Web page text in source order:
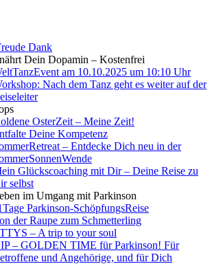
Dank
Dein Dopamin – Kostenfrei
am 10.10.2025 um 10:10 Uhr
Nach dem Tanz geht es weiter auf der
OsterZeit – Meine Zeit!
Deine Kompetenz
– Entdecke Dich neu in der
Glückscoaching mit Dir – Deine Reise zu
selbst
im Umgang mit Parkinson
Parkinson-SchöpfungsReise
der Raupe zum Schmetterling
– A trip to your soul
– GOLDEN TIME für Parkinson! Für
und Angehörige, und für Dich